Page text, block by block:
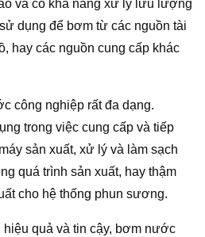
và có khả năng xử lý lưu lượng
dụng để bơm từ các nguồn tài
hay các nguồn cung cấp khác
công nghiệp rất đa dạng.
trong việc cung cấp và tiếp
sản xuất, xử lý và làm sạch
quá trình sản xuất, hay thậm
cho hệ thống phun sương.
hiệu quả và tin cậy, bơm nước